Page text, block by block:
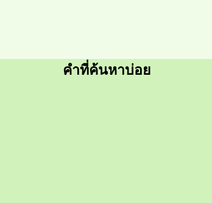
คำที่ค้นหาบ่อย